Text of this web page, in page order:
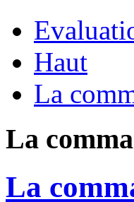
Haut
La
La
La